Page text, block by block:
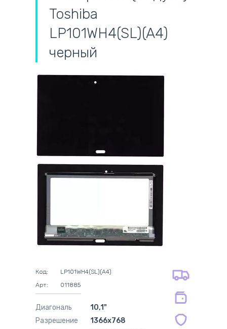
Toshiba
LP101WH4(SL)(A4)
черный
Код:
LP101WH4(SL)(A4)
Арт:
011885
Диагональ
10,1"
Разрешение
1366x768
самовывоз
адресная доставка курьером
самовывоз из новой почты
наличный расчёт
безналичный расчёт
мес.
мес.